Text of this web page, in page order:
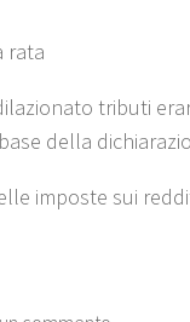
rata
tributi
della
imposte sui